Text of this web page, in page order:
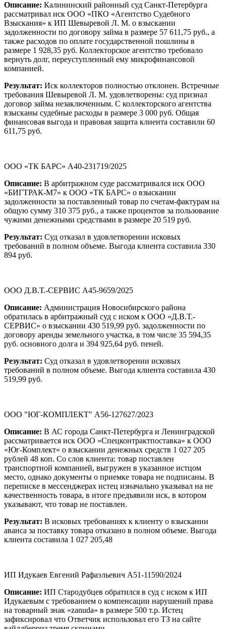
Описание: Калининский районный суд Санкт-Петербурга
рассматривал иск ООО «ПКО «Агентство Судебного
Взыскания» к ИП Шевыревой Л. М. о взыскании
задолженности по договору займа в размере 57 611,75 руб., а
также расходов по оплате государственной пошлины в
размере 1 928,35 руб. Коллекторское агентство требовало
вернуть долг, переуступленный ему микрофинансовой
компанией.
Результат: Иск коллекторов полностью отклонен. Встречные
требования Шевыревой Л. М. удовлетворены: суд признал
договор займа незаключенным. С коллекторского агентства
взысканы судебные расходы в размере 3 000 руб. Общая
финансовая выгода и правовая защита клиента составили 60
611,75 руб.
ООО «ТК БАРС» А40-231719/2025
Описание: В арбитражном суде рассматривался иск ООО
«БИГТРАК-М7» к ООО «ТК БАРС» о взыскании
задолженности за поставленный товар по счетам-фактурам на
общую сумму 310 375 руб., а также процентов за пользование
чужими денежными средствами в размере 20 519 руб.
Результат: Суд отказал в удовлетворении исковых
требований в полном объеме. Выгода клиента составила 330
894 руб.
ООО Д.В.Т.-СЕРВИС А45-9659/2025
Описание: Администрация Новосибирского района
обратилась в арбитражный суд с иском к ООО «Д.В.Т.-
СЕРВИС» о взыскании 430 519,99 руб. задолженности по
договору аренды земельного участка, в том числе 35 594,35
руб. основного долга и 394 925,64 руб. пеней.
Результат: Суд отказал в удовлетворении исковых
требований в полном объеме. Выгода клиента составила 430
519,99 руб.
ООО "ЮГ-КОМПЛЕКТ" А56-127627/2023
Описание: В АС города Санкт-Петербурга и Ленинградской
рассматривается иск ООО «Спецконтрактпоставка» к ООО
«Юг-Комплект» о взыскании денежных средств 1 027 205
рублей 48 коп. Со слов клиента: товар поставлен
транспортной компанией, выгружен в указанное истцом
место, однако документы о приемке товара не подписаны. В
переписке в мессенджерах истец изначально указывал на не
качественность товара, в итоге предъявили иск, в котором
указывают, что товар не поставлен.
Результат: В исковых требованиях к клиенту о взыскании
аванса за поставку товара отказано в полном объеме. Выгода
клиента составила 1 027 205,48
ИП Идукаев Евгений Рафаэльевич А51-11590/2024
Описание: ИП Стародубцев обратился в суд с иском к ИП
Идукаевым с требованием о компенсации нарушений права
на товарный знак «zanuda» в размере 500 т.р. Истец
зафиксировал что Ответчик использовал его ТЗ на сайте